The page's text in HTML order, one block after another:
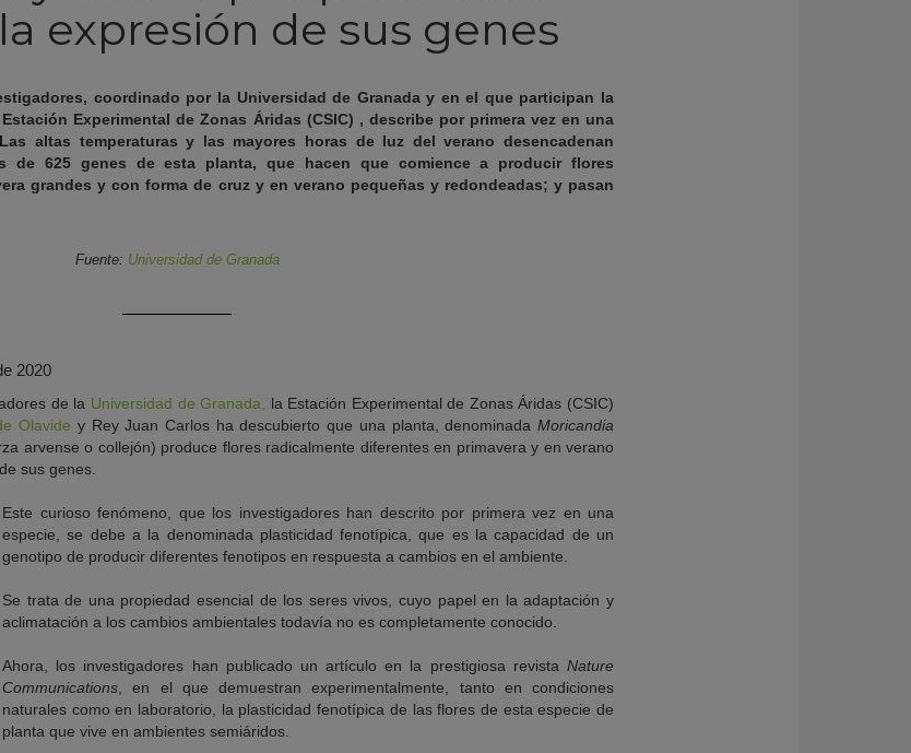
expresión de sus genes
coordinado por la Universidad de Granada y en el que participan la
Experimental de Zonas Áridas (CSIC) , describe por primera vez en una
altas temperaturas y las mayores horas de luz del verano desencadenan
de 625 genes de esta planta, que hacen que comience a producir flores
grandes y con forma de cruz y en verano pequeñas y redondeadas; y pasan
Fuente: Universidad de Granada
2020
de la Universidad de Granada,
la Estación Experimental de Zonas Áridas (CSIC)
Olavide y Rey Juan Carlos ha descubierto que una planta, denominadaMoricandia
arvense o collejón) produce flores radicalmente diferentes en primavera y en verano
sus genes.
Este curioso fenómeno, que los investigadores han descrito por primera vez en una
especie, se debe a la denominada plasticidad fenotípica, que es la capacidad de un
genotipo de producir diferentes fenotipos en respuesta a cambios en el ambiente.
Se trata de una propiedad esencial de los seres vivos, cuyo papel en la adaptación y
aclimatación a los cambios ambientales todavía no es completamente conocido.
Ahora, los investigadores han publicado un artículo en la prestigiosa revista Nature
Communications , en el que demuestran experimentalmente, tanto en condiciones
naturales como en laboratorio, la plasticidad fenotípica de las flores de esta especie de
planta que vive en ambientes semiáridos.